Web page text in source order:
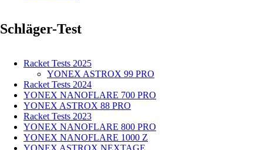
Schläger-Test
Racket Tests 2025
YONEX ASTROX 99 PRO
Racket Tests 2024
YONEX NANOFLARE 700 PRO
YONEX ASTROX 88 PRO
Racket Tests 2023
YONEX NANOFLARE 800 PRO
YONEX NANOFLARE 1000 Z
YONEX ASTROX NEXTAGE